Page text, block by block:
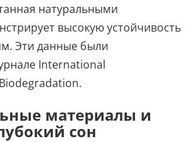
натуральными
высокую устойчивость
Эти данные были
International
материалы и
сон